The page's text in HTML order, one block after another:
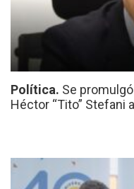
Política. Se
Héctor “Tito” Stefani